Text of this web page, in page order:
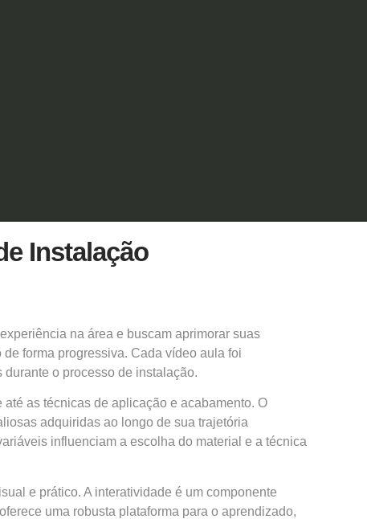
Instalação
na área e buscam aprimorar suas
forma progressiva. Cada vídeo aula foi
o processo de instalação.
até as técnicas de aplicação e acabamento. O
adquiridas ao longo de sua trajetória
influenciam a escolha do material e a técnica
e prático. A interatividade é um componente
uma robusta plataforma para o aprendizado,